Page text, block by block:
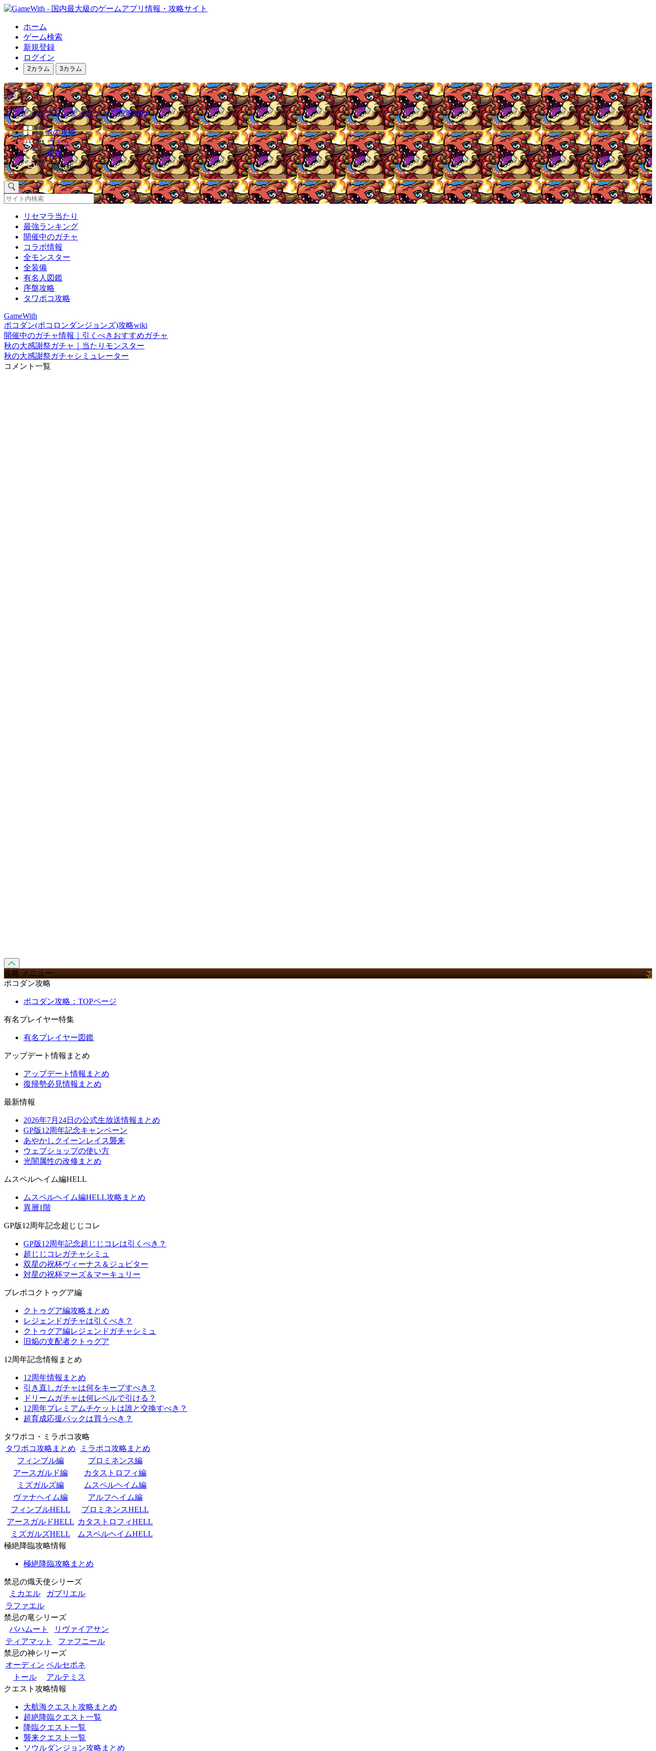
ホーム
ゲーム検索
新規登録
ログイン
2カラム 3カラム
ポコダン(ポコロンダンジョンズ)攻略wiki
他の攻略
コミュ
速報
掲示板
リセマラ当たり
最強ランキング
開催中のガチャ
コラボ情報
全モンスター
全装備
有名人図鑑
序盤攻略
タワポコ攻略
GameWith
ポコダン(ポコロンダンジョンズ)攻略wiki
開催中のガチャ情報｜引くべきおすすめガチャ
秋の大感謝祭ガチャ｜当たりモンスター
秋の大感謝祭ガチャシミュレーター
コメント一覧
攻略 メニュー
ポコダン攻略
ポコダン攻略：TOPページ
有名プレイヤー特集
有名プレイヤー図鑑
アップデート情報まとめ
アップデート情報まとめ
復帰勢必見情報まとめ
最新情報
2026年7月24日の公式生放送情報まとめ
GP版12周年記念キャンペーン
あやかしクイーンレイス襲来
ウェブショップの使い方
光闇属性の改修まとめ
ムスペルヘイム編HELL
ムスペルヘイム編HELL攻略まとめ
異層1階
GP版12周年記念超じじコレ
GP版12周年記念超じじコレは引くべき？
超じじコレガチャシミュ
双星の祝杯ヴィーナス＆ジュピター
対星の祝杯マーズ＆マーキュリー
ブレポコクトゥグア編
クトゥグア編攻略まとめ
レジェンドガチャは引くべき？
クトゥグア編レジェンドガチャシミュ
旧焔の支配者クトゥグア
12周年記念情報まとめ
12周年情報まとめ
引き直しガチャは何をキープすべき？
ドリームガチャは何レベルで引ける？
12周年プレミアムチケットは誰と交換すべき？
超育成応援パックは買うべき？
タワポコ・ミラポコ攻略
タワポコ攻略まとめ
ミラポコ攻略まとめ
フィンブル編
プロミネンス編
アースガルド編
カタストロフィ編
ミズガルズ編
ムスペルヘイム編
ヴァナヘイム編
アルフヘイム編
フィンブルHELL
プロミネンスHELL
アースガルドHELL カタストロフィHELL
ミズガルズHELL
ムスペルヘイムHELL
極絶降臨攻略情報
極絶降臨攻略まとめ
禁忌の熾天使シリーズ
ミカエル
ガブリエル
ラファエル
禁忌の竜シリーズ
バハムート
リヴァイアサン
ティアマット
ファフニール
禁忌の神シリーズ
オーディン ペルセポネ
トール
アルテミス
クエスト攻略情報
大航海クエスト攻略まとめ
超絶降臨クエスト一覧
降臨クエスト一覧
襲来クエスト一覧
ソウルダンジョン攻略まとめ